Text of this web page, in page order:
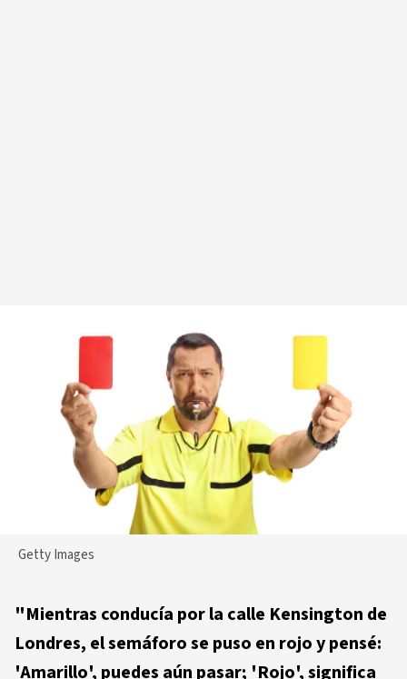
Getty Images
"Mientras conducía por la calle Kensington de
Londres, el semáforo se puso en rojo y pensé:
'Amarillo', puedes aún pasar; 'Rojo', significa